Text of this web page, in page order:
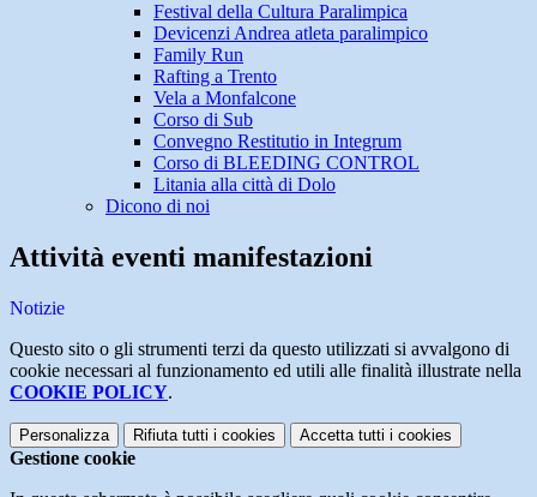
Festival della Cultura Paralimpica
Devicenzi Andrea atleta paralimpico
Family Run
Rafting a Trento
Vela a Monfalcone
Corso di Sub
Convegno Restitutio in Integrum
Corso di BLEEDING CONTROL
Litania alla città di Dolo
Dicono di noi
Attività eventi manifestazioni
Notizie
Questo sito o gli strumenti terzi da questo utilizzati si avvalgono di
cookie necessari al funzionamento ed utili alle finalità illustrate nella
COOKIE POLICY.
Personalizza Rifiuta tutti i cookies Accetta tutti i cookies
Gestione cookie